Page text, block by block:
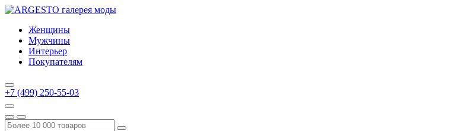
Женщины
Мужчины
Интерьер
Покупателям
+7 (499) 250-55-03